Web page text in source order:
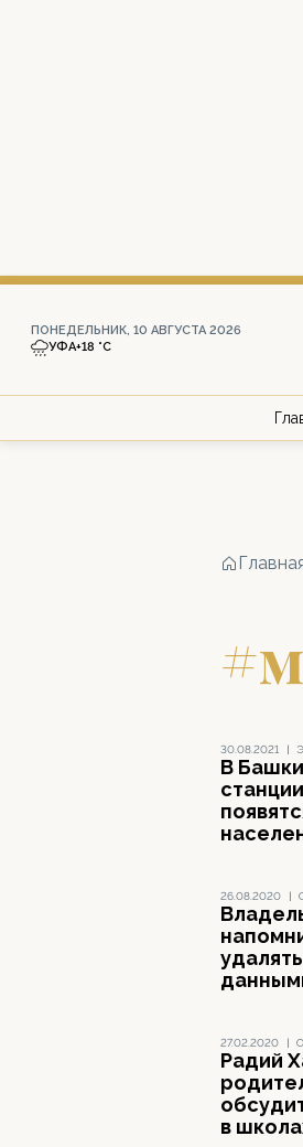
ПОНЕДЕЛЬНИК, 10 АВГУСТА 2026
УФА+18 °С
30.08.2021 |
В
26.08.2020 |
27.02.2020 |
Радий
в